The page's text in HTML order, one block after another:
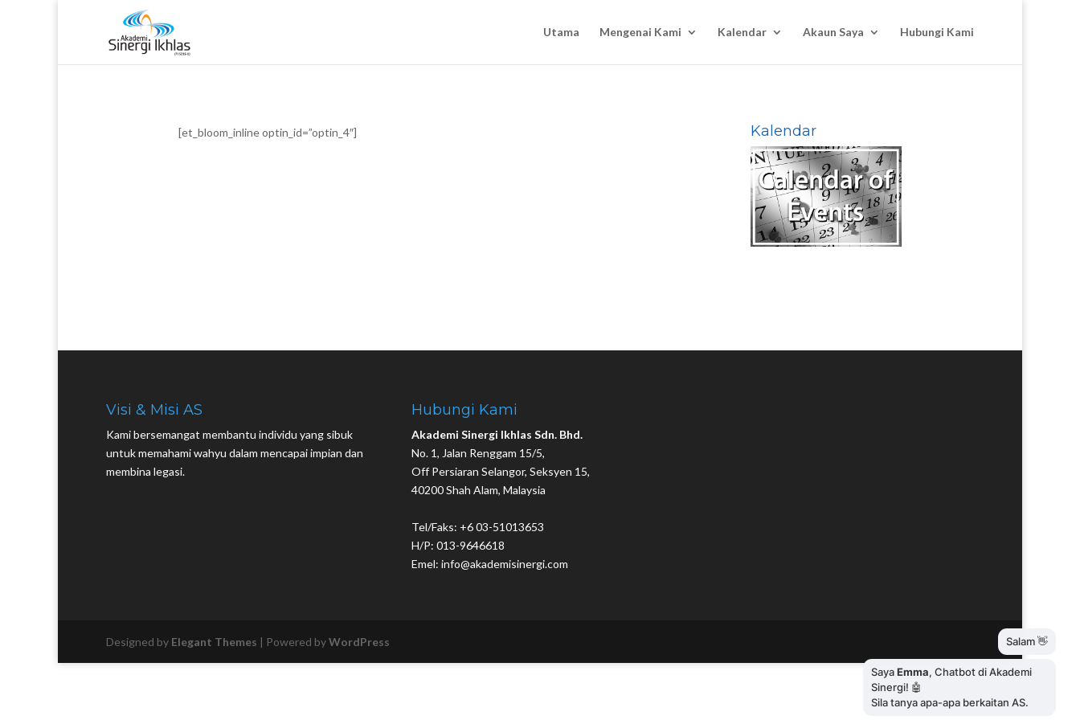
Utama Mengenai Kami Kalendar Akaun Saya Hubungi Kami
[et_bloom_inline optin_id=”optin_4″] Kalendar
Visi & Misi AS
Kami bersemangat membantu individu yang sibuk
untuk memahami wahyu dalam mencapai impian dan
membina legasi.
Hubungi Kami
Akademi Sinergi Ikhlas Sdn. Bhd.
No. 1, Jalan Renggam 15/5,
Off Persiaran Selangor, Seksyen 15,
40200 Shah Alam, Malaysia
Tel/Faks: +6 03-51013653
H/P: 013-9646618
Emel: info@akademisinergi.com
Designed by Elegant Themes | Powered byWordPress